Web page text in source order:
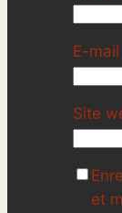
E-mail
Site
et